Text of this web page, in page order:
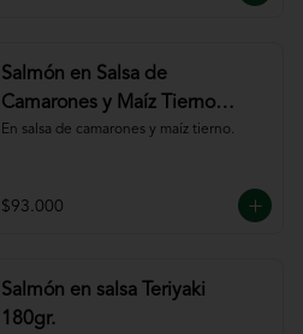
Salmón en Salsa de
Camarones y Maíz Tierno
220gr
En salsa de camarones y maíz tierno.
$93.000
Salmón en salsa Teriyaki
180gr.